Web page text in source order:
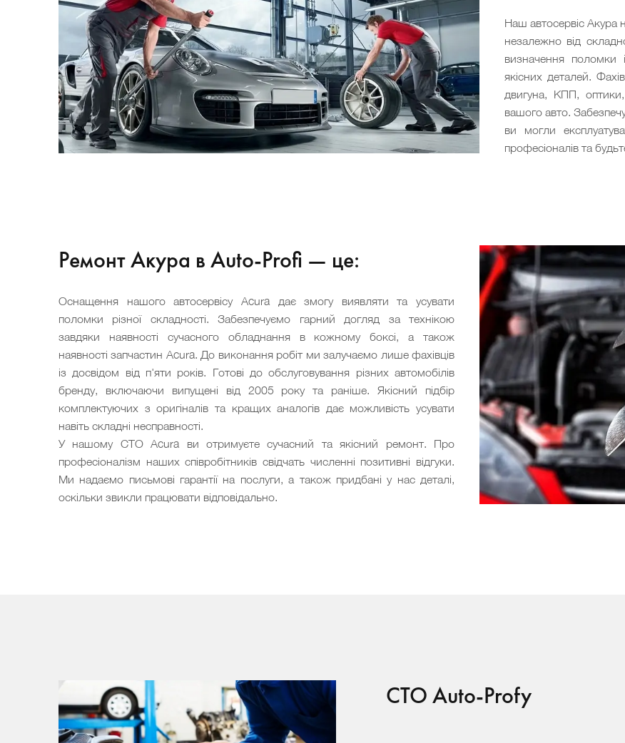
Наш автосервіс Акура
незалежно від
визначення поломки
якісних деталей.
двигуна, КПП, оптики,
вашого авто.
ви могли
професіоналів та
Ремонт Акура в Auto-Profi — це:
Оснащення нашого автосервісу Acura дає змогу виявляти та усувати
поломки різної складності. Забезпечуємо гарний догляд за технікою
завдяки наявності сучасного обладнання в кожному боксі, а також
наявності запчастин Acura. До виконання робіт ми залучаємо лише фахівців
із досвідом від п'яти років. Готові до обслуговування різних автомобілів
бренду, включаючи випущені від 2005 року та раніше. Якісний підбір
комплектуючих з оригіналів та кращих аналогів дає можливість усувати
навіть складні несправності.
У нашому СТО Acura ви отримуєте сучасний та якісний ремонт. Про
професіоналізм наших співробітників свідчать численні позитивні відгуки.
Ми надаємо письмові гарантії на послуги, а також придбані у нас деталі,
оскільки звикли працювати відповідально.
СТО Auto-Profy